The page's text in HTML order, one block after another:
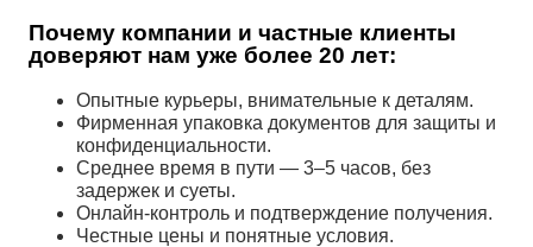
Почему компании и частные клиенты
доверяют нам уже более 20 лет:
Опытные курьеры, внимательные к деталям.
Фирменная упаковка документов для защиты и
конфиденциальности.
Среднее время в пути — 3–5 часов, без
задержек и суеты.
Онлайн-контроль и подтверждение получения.
Честные цены и понятные условия.